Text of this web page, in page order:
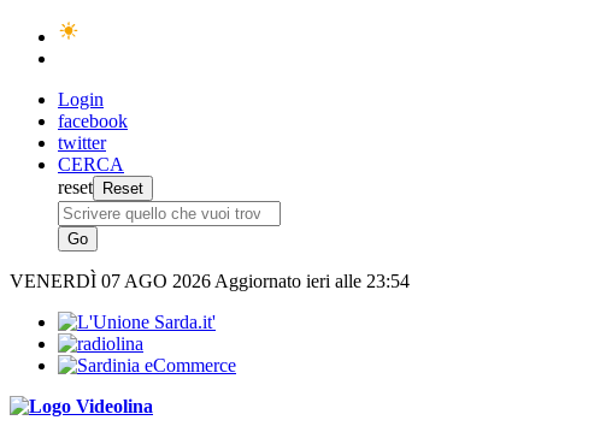
Login
facebook
twitter
CERCA
reset
VENERDÌ 07 AGO 2026 Aggiornato ieri alle 23:54